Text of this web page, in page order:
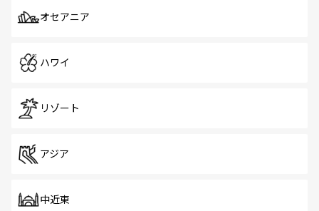
オセアニア
ハワイ
リゾート
アジア
中近東